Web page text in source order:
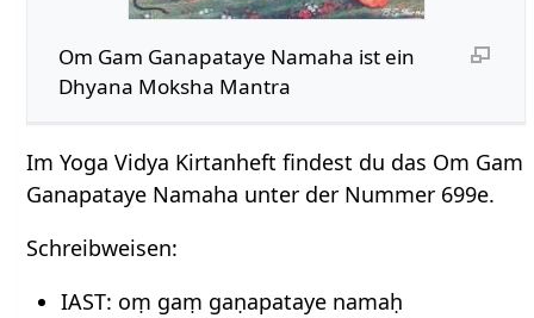
Om Gam Ganapataye Namaha ist ein
Dhyana Moksha Mantra
Im Yoga Vidya Kirtanheft findest du das Om Gam
Ganapataye Namaha unter der Nummer 699e.
Schreibweisen:
IAST: oṃ gaṃ gaṇapataye namaḥ